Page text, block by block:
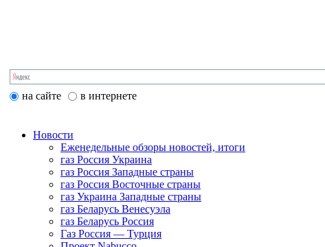
на сайте в интернете
Новости
Еженедельные обзоры новостей, итоги
газ Россия Украина
газ Россия Западные страны
газ Россия Восточные страны
газ Украина Западные страны
газ Беларусь Венесуэла
газ Беларусь Россия
Газ Россия — Турция